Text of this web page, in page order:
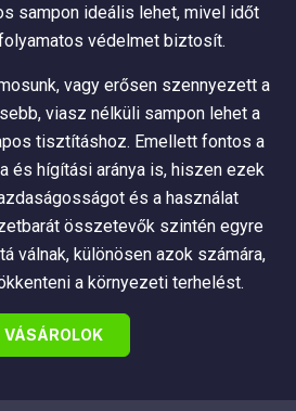
sampon ideális lehet, mivel időt
védelmet biztosít.
vagy erősen szennyezett a
viasz nélküli sampon lehet a
tisztításhoz. Emellett fontos a
és hígítási aránya is, hiszen ezek
és a használat
összetevők szintén egyre
válnak, különösen azok számára,
a környezeti terhelést.
VÁSÁROLOK